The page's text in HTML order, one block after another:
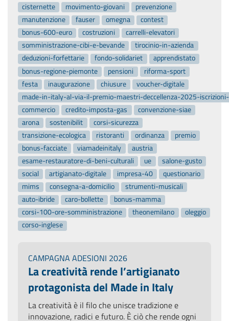
cisternette
movimento-giovani
prevenzione
manutenzione
fauser omegna
contest
bonus-600-euro
costruzioni
carrelli-elevatori
somministrazione-cibi-e-bevande
tirocinio-in-azienda
deduzioni-forfettarie
fondo-solidariet
apprendistato
bonus-regione-piemonte
pensioni
riforma-sport
festa
inaugurazione chiusure
voucher-digitale
made-in-italy-al-via-il-premio-maestri-deccellenza-2025-
commercio
credito-imposta-gas
convenzione-siae
arona
sostenibilit
corsi-sicurezza
transizione-ecologica
ristoranti ordinanza
premio
bonus-facciate
viamadeinitaly
austria
esame-restauratore-di-beni-culturali
ue
salone-gusto
social
artigianato-digitale impresa-40
questionario
mims
consegna-a-domicilio
strumenti-musicali
auto-ibride
caro-bollette
bonus-mamma
corsi-100-ore-somministrazione
theonemilano
oleggio
corso-inglese
CAMPAGNA ADESIONI 2026
La creatività rende l’artigianato
protagonista del Made in Italy
La creatività è il filo che unisce tradizione e
innovazione, radici e futuro. È ciò che rende ogni